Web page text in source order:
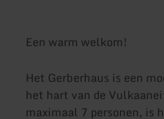
Een warm welkom!
Het Gerberhaus is een
het hart van de
maximaal 7 personen, is